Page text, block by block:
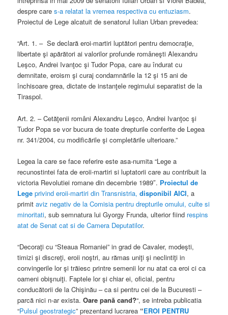
despre cares-a relatat la vremea respectiva cu entuziasm.
Proiectul de Lege alcatuit de senatorul Iulian Urban prevedea:
“Art. 1. – Se declară eroi-martiri luptători pentru democraţie,
libertate şi apărători ai valorilor profunde româneşti Alexandru
Leşco, Andrei Ivanţoc şi Tudor Popa, care au îndurat cu
demnitate, eroism şi curaj condamnările la 12 şi 15 ani de
închisoare grea, dictate de instanţele regimului separatist de la
Tiraspol.
Art. 2. – Cetăţenii români Alexandru Leşco, Andrei Ivanţoc şi
Tudor Popa se vor bucura de toate drepturile conferite de Legea
nr. 341/2004, cu modificările şi completările ulterioare.”
Legea la care se face referire este asa-numita “Lege a
recunostintei fata de eroii-martiri si luptatorii care au contribuit la
victoria Revolutiei romane din decembrie 1989″. Proiectul de
Lege privind eroii-martiri din Transnistria,disponibil AICI, a
primitaviz negativ de la Comisia pentru drepturile omului, culte si
minoritati, sub semnatura lui Gyorgy Frunda, ulterior fiind respins
atat de Senat cat si de Camera Deputatilor.
“Decoraţi cu “Steaua Romaniei” in grad de Cavaler, modeşti,
timizi şi discreţi, eroii noştri, au rămas uniţi şi neclintiţi in
convingerile lor şi trăiesc printre semenii lor nu atat ca eroi ci ca
oameni obişnuiţi. Faptele lor şi chiar ei, oficial, pentru
conducătorii de la Chişinău – ca si pentru cei de la Bucuresti –
parcă nici n-ar exista.Oare pană cand?“, se intreba publicatia
“Pulsul geostrategic” prezentand lucrarea “EROI PENTRU